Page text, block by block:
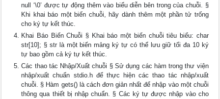
null ‘\0’ được tự động thêm vào biểu diễn bên trong của chuỗi. §
Khi khai báo một biến chuỗi, hãy dành thêm một phần tử trống
cho ký tự kết thúc.
Khai Báo Biến Chuỗi § Khai báo một biến chuỗi tiêu biểu: char
str[10]; § str là một biến mảng ký tự có thể lưu giữ tối đa 10 ký
tự bao gồm cả ký tự kết thúc.
Các thao tác Nhập/Xuất chuỗi § Sử dụng các hàm trong thư viện
nhập/xuất chuẩn stdio.h để thực hiện các thao tác nhập/xuất
chuỗi. § Hàm gets() là cách đơn giản nhất để nhập vào một chuỗi
thông qua thiết bị nhập chuẩn. § Các ký tự được nhập vào cho